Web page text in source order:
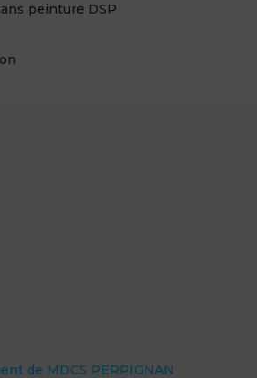
peinture DSP
de MDCS PERPIGNAN